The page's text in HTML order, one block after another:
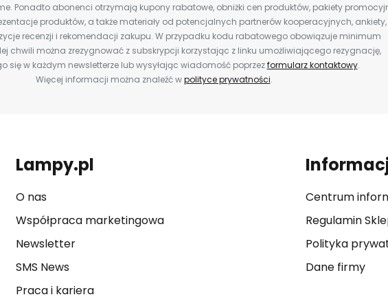
Ponadto abonenci otrzymają kupony rabatowe, obniżki cen produktów, pakiety
produktów, a także materiały od potencjalnych partnerów kooperacyjnych, ankiety,
recenzji i rekomendacji zakupu. W przypadku kodu rabatowego obowiązuje minimum
chwili można zrezygnować z subskrypcji korzystając z linku umożliwiającego rezygnację,
się w każdym newsletterze lub wysyłając wiadomość poprzezformularz kontaktowy.
Więcej informacji można znaleźć wpolityce prywatności.
Lampy.pl
O nas
Współpraca marketingowa
Newsletter
SMS News
Praca i kariera
Centrum
Regulamin
Polityka
Dane firmy